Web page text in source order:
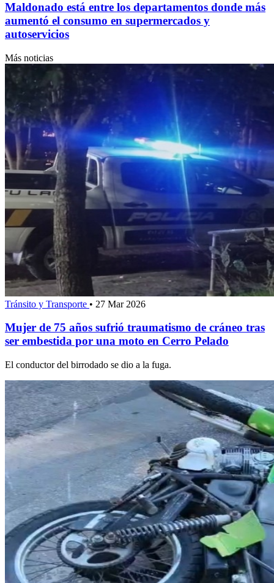
Maldonado está entre los departamentos donde más
aumentó el consumo en supermercados y
autoservicios
Más noticias
Tránsito y Transporte • 27 Mar 2026
Mujer de 75 años sufrió traumatismo de cráneo tras
ser embestida por una moto en Cerro Pelado
El conductor del birrodado se dio a la fuga.